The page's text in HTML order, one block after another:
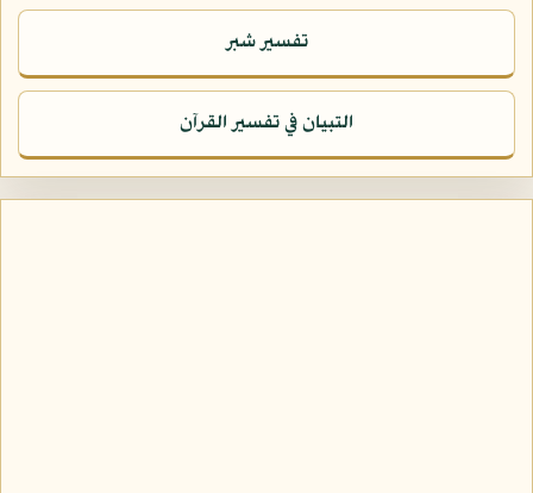
تفسير شبر
التبيان في تفسير القرآن